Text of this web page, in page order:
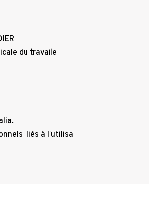
du travaile
liés à l’utilisa